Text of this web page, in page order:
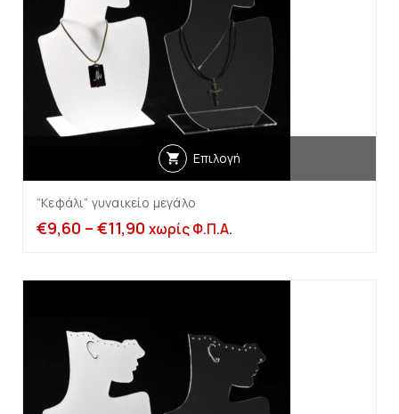
Επιλογή
“Κεφάλι” γυναικείο μεγάλο
€9,60 – €11,90 χωρίς Φ.Π.Α.